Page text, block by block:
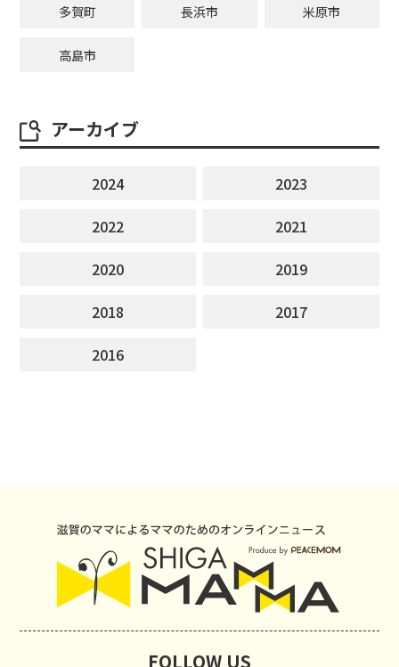
多賀町 長浜市 米原市
高島市
アーカイブ
2024
2023
2022
2021
2020
2019
2018
2017
2016
FOLLOW US